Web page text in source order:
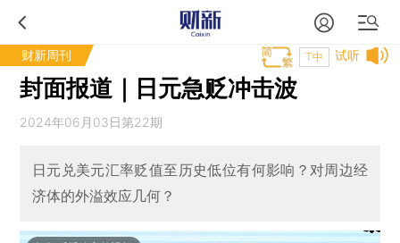
财新周刊 试听
T中
封面报道｜日元急贬冲击波
2024年06月03日第22期
日元兑美元汇率贬值至历史低位有何影响？对周边经
济体的外溢效应几何？